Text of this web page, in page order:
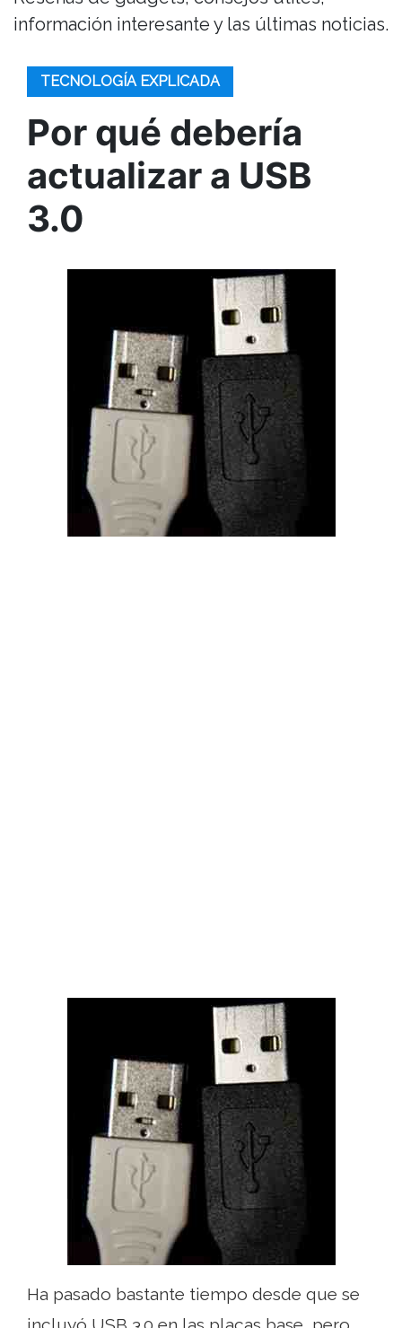
información interesante y las últimas noticias.
TECNOLOGÍA EXPLICADA
Por qué debería
actualizar a USB
3.0
Ha pasado bastante tiempo desde que se